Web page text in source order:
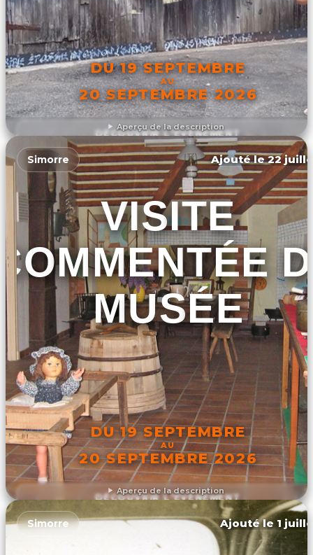
Aperçu de la description
DU 19 SEPTEMBRE
AU
20 SEPTEMBRE 2026
DÉCOUVRIR L'ÉVÉNEMENT
Aperçu de la description
Simorre Ajouté le 22
VISITE
MUSÉE
DU 19 SEPTEMBRE
AU
20 SEPTEMBRE 2026
DÉCOUVRIR L'ÉVÉNEMENT
Simorre Ajouté le 1